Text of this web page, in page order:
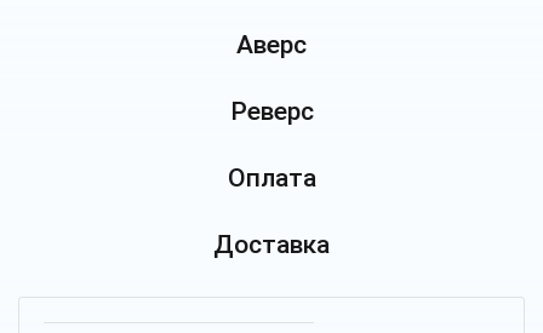
Аверс
Реверс
Оплата
Доставка